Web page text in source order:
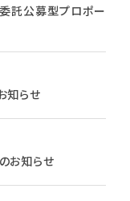
託公募型プロポー
知らせ
お知らせ